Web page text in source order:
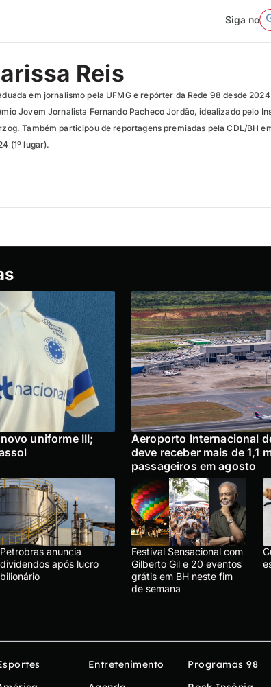
Siga no
Reis
em jornalismo pela UFMG e repórter da Rede 98 desde
Jovem Jornalista Fernando Pacheco Jordão, idealizado pelo
Também participou de reportagens premiadas pela CDL/BH
(1º lugar).
uniforme III;
Aeroporto Internacional
deve receber mais de 1,1
passageiros em agosto
Petrobras anuncia
dividendos após lucro
bilionário
Festival Sensacional com
Gilberto Gil e 20 eventos
grátis em BH neste fim
de semana
Entretenimento
Programas 98